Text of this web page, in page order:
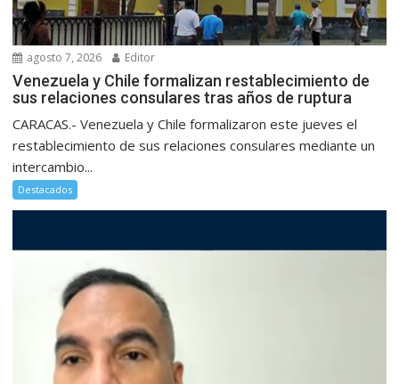
agosto 7, 2026 Editor
Venezuela y Chile formalizan restablecimiento de
sus relaciones consulares tras años de ruptura
CARACAS.- Venezuela y Chile formalizaron este jueves el
restablecimiento de sus relaciones consulares mediante un
intercambio...
Destacados